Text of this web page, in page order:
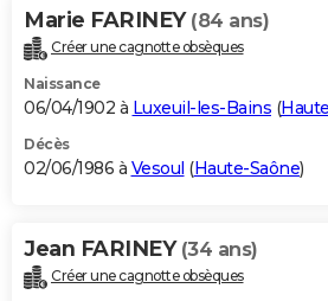
Marie FARINEY (84 ans)
Créer une cagnotte obsèques
Naissance
06/04/1902 à Luxeuil-les-Bains (
Décès
02/06/1986 à Vesoul (Haute-Saône)
Jean FARINEY (34 ans)
Créer une cagnotte obsèques